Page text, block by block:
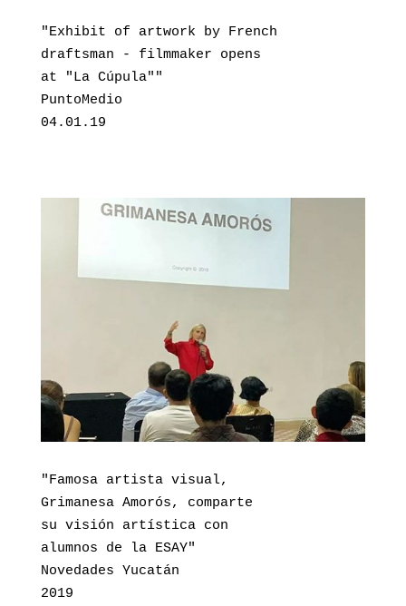
"Exhibit of artwork by French
draftsman - filmmaker opens
at "La Cúpula""
PuntoMedio
04.01.19
"Famosa artista visual,
Grimanesa Amorós, comparte
su visión artística con
alumnos de la ESAY"
Novedades Yucatán
2019